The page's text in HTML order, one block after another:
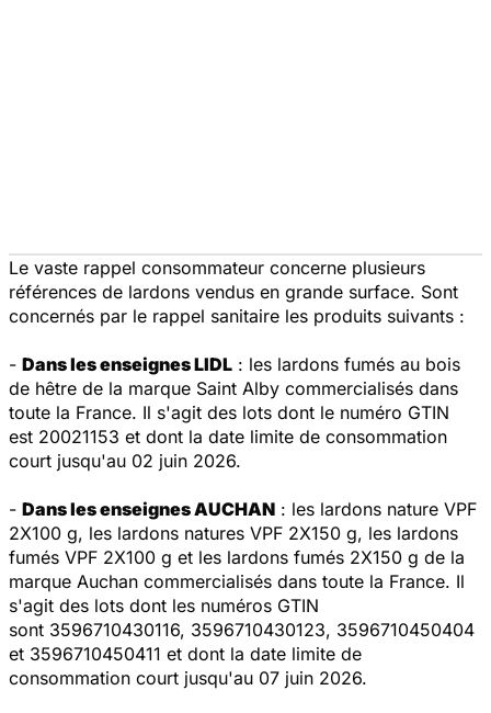
Le vaste rappel consommateur concerne plusieurs
références de lardons vendus en grande surface. Sont
concernés par le rappel sanitaire les produits suivants :
- Dans les enseignes LIDL : les lardons fumés au bois
de hêtre de la marque Saint Alby commercialisés dans
toute la France. Il s'agit des lots dont le numéro GTIN
est 20021153 et dont la date limite de consommation
court jusqu'au 02 juin 2026.
- Dans les enseignes AUCHAN : les lardons nature VPF
2X100 g, les lardons natures VPF 2X150 g, les lardons
fumés VPF 2X100 g et les lardons fumés 2X150 g de la
marque Auchan commercialisés dans toute la France. Il
s'agit des lots dont les numéros GTIN
sont 3596710430116, 3596710430123, 3596710450404
et 3596710450411 et dont la date limite de
consommation court jusqu'au 07 juin 2026.